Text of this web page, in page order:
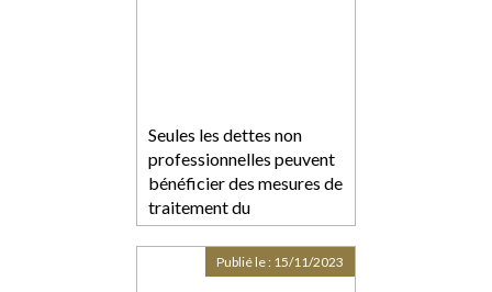
Seules les dettes non
professionnelles peuvent
bénéficier des mesures de
traitement du
surendettement des
particuliersPublié le : 15/11/2023